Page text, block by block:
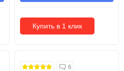
Купить в 1 клик
6